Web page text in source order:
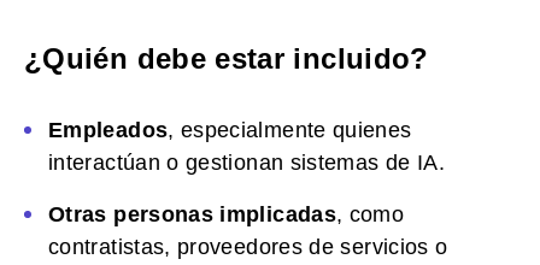
¿Quién debe estar incluido?
Empleados, especialmente quienes
interactúan o gestionan sistemas de IA.
Otras personas implicadas, como
contratistas, proveedores de servicios o